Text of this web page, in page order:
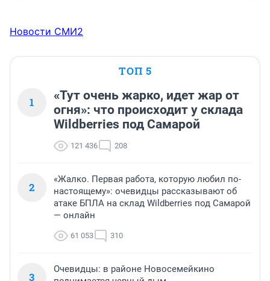
Новости СМИ2
ТОП 5
1
«Тут очень жарко, идет жар от
огня»: что происходит у склада
Wildberries под Самарой
121 436 208
2
«Жалко. Первая работа, которую любил по-
настоящему»: очевидцы рассказывают об
атаке БПЛА на склад Wildberries под Самарой
— онлайн
61 053 310
3
Очевидцы: в районе Новосемейкино